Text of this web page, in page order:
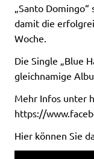
„Santo
damit die
Woche.
Die Single „Blue
gleichnamige
Mehr Infos unter
https://
Hier können Sie